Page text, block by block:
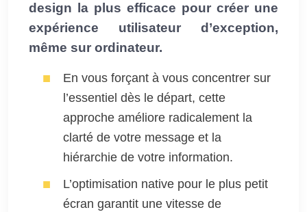
design la plus efficace pour créer une
expérience utilisateur d’exception,
même sur ordinateur.
En vous forçant à vous concentrer sur
l’essentiel dès le départ, cette
approche améliore radicalement la
clarté de votre message et la
hiérarchie de votre information.
L’optimisation native pour le plus petit
écran garantit une vitesse de